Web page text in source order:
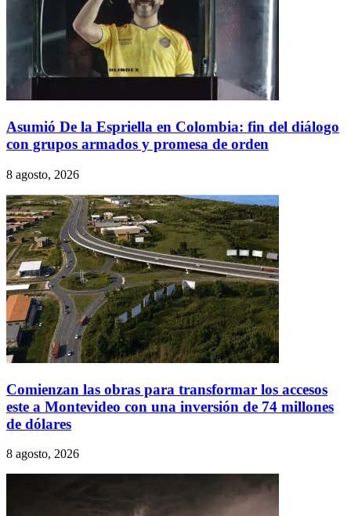
Asumió De la Espriella en Colombia: fin del diálogo
con grupos armados y promesa de orden
8 agosto, 2026
Comienzan las obras para transformar los accesos
este a Montevideo con una inversión de 74 millones
de dólares
8 agosto, 2026